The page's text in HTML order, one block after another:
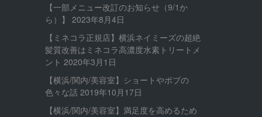
【一部メニュー改訂のお知らせ（9/1か
ら）】
2023年8月4日
【ミネコラ正規店】横浜ネイミーズの超絶
髪質改善はミネコラ高濃度水素トリートメ
ント 2020年3月1日
【横浜/関内/美容室】ショートやボブの
色々な話 2019年10月17日
【横浜/関内/美容室】満足度を高めるため